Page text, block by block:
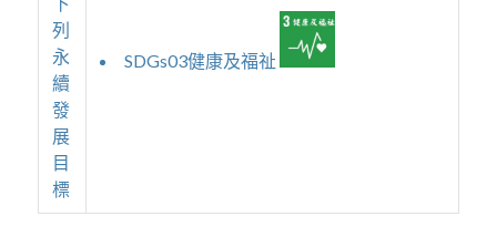
列
永
續
發
展
目
標
SDGs03健康及福祉